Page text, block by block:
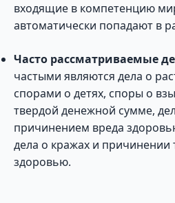
входящие в компетенцию
автоматически попадают в
Часто рассматриваемые
частыми являются дела о
спорами о детях, споры о
твердой денежной сумме,
причинением вреда
дела о кражах и причинении
здоровью.